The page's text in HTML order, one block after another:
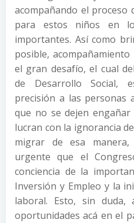
acompañando el proceso
para estos niños en
importantes. Así como
posible,
el gran desafío, el cual
de Desarrollo Social,
precisión a las personas
que no se dejen
lucran con la ignorancia
migrar de esa
urgente que el
conciencia de la
Inversión y Empleo y la
laboral. Esto, sin duda,
oportunidades acá en el